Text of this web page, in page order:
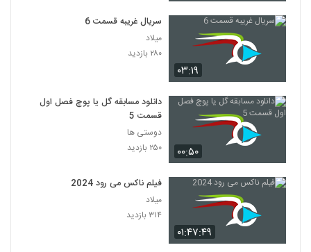
۰۳:۱۹
سریال غریبه قسمت 6
میلاد
۲۸۰ بازدید
۰۰:۵۰
دانلود مسابقه گل یا پوچ فصل اول
قسمت 5
دوستی ها
۲۵۰ بازدید
۰۱:۴۷:۴۹
فیلم ناکس می رود 2024
میلاد
۳۱۴ بازدید